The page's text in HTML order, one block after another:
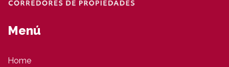
Menú
Home